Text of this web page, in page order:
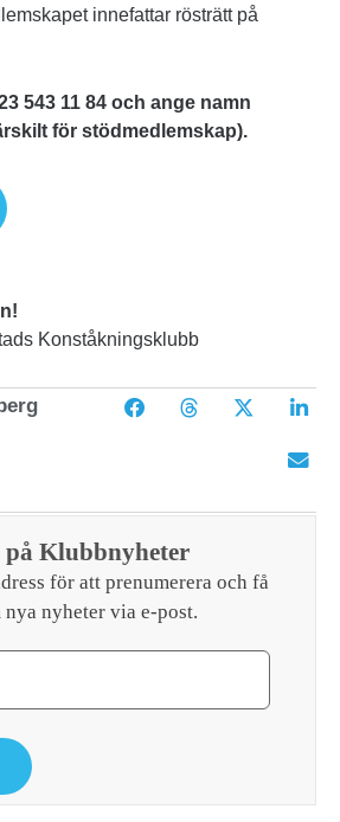
innefattar rösträtt på
543 11 84 och ange namn
för stödmedlemskap).
Konståkningsklubb
på Klubbnyheter
för att prenumerera och få
nya nyheter via e-post.